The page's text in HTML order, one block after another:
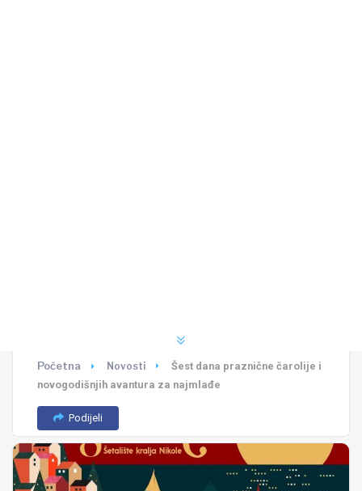
Početna Novosti
Šest dana praznične čarolije i
novogodišnjih avantura za najmlađe
Podijeli